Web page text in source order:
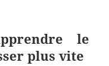
le
plus vite